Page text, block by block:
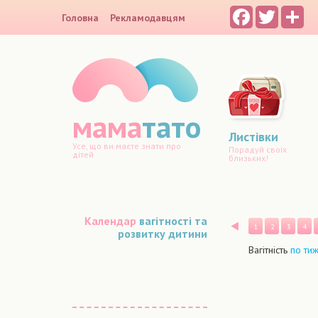
Головна Рекламодавцям FacebookTwitter
маматато
Усе, що ви маєте знати про
дітей
Листівки
Порадуй своїх
близьких!
Календар вагітності та
розвитку дитини
Назад
1 2 3 4
Вагітність по